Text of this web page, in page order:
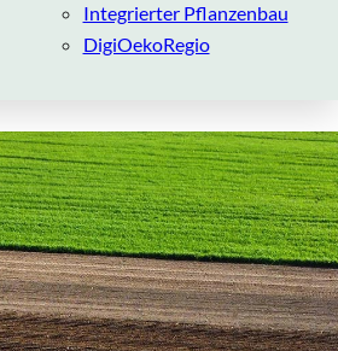
Integrierter Pflanzenbau
DigiOekoRegio